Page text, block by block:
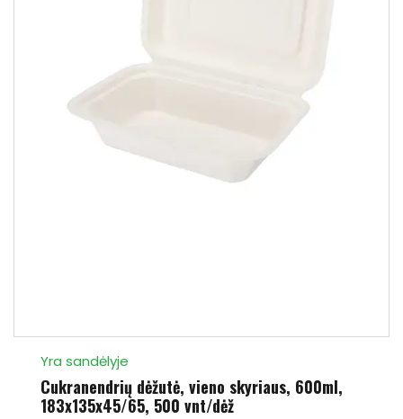
Yra sandėlyje
Cukranendrių dėžutė, vieno skyriaus, 600ml,
183x135x45/65, 500 vnt/dėž